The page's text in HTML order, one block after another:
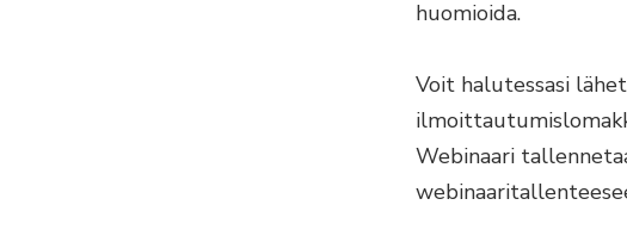
huomioida.
Voit halutessasi
Webinaari